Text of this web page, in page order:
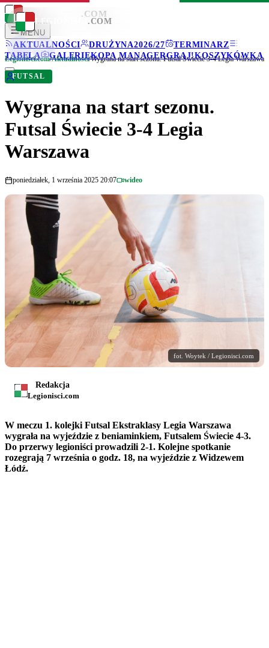
LEGIONISCI .COM
MENU
AKTUALNOŚCI
DRUŻYNA2026/27
TERMINARZ
TABELA
GALERIEKOPA MANAGERGRAJ!KOSZYKÓWKA
LEGIONISCI .COM
Legionisci.com/Aktualności/Wygrana na start sezonu. Futsal Świecie 3-4 Legia Warszawa
FUTSAL
Wygrana na start sezonu.
Futsal Świecie 3-4 Legia
Warszawa
poniedziałek, 1 września 2025 20:07 wideo
fot. Woytek / Legionisci.com
Redakcja
Legionisci.com
W meczu 1. kolejki Futsal Ekstraklasy Legia Warszawa
wygrała na wyjeździe z beniaminkiem, Futsalem Świecie 4-3.
Do przerwy legioniści prowadzili 2-1. Kolejne spotkanie
rozegrają 7 września o godz. 18, na wyjeździe z Widzewem
Łódź.